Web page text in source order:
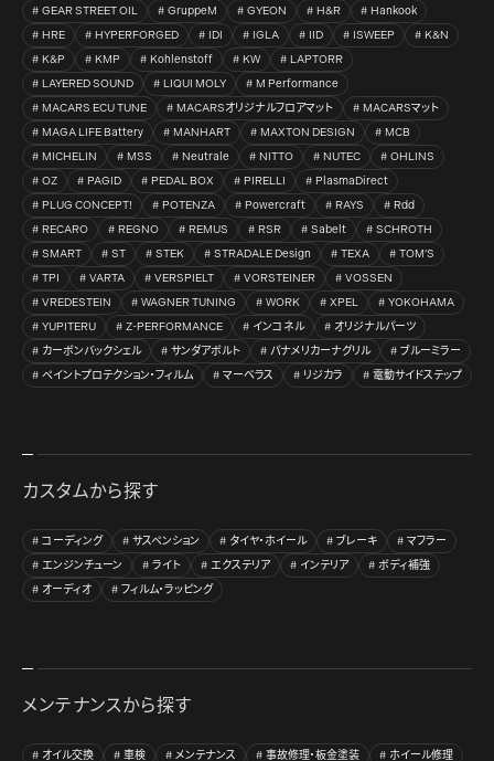
GEAR STREET OIL GruppeM GYEON H&R
Hankook
HRE
HYPERFORGED IDI IGLA IID ISWEEP
K&N
K&P
KMP Kohlenstoff KW
LAPTORR
LAYERED SOUND
LIQUI MOLY
M Performance
MACARS ECU TUNE
MACARSオリジナルフロアマット
MACARSマット
MAGA LIFE Battery
MANHART MAXTON DESIGN
MCB
MICHELIN
MSS Neutrale NITTO NUTEC
OHLINS
OZ
PAGID PEDAL BOX PIRELLI
PlasmaDirect
PLUG CONCEPT!
POTENZA Powercraft RAYS
Rdd
RECARO
REGNO REMUS RSR Sabelt
SCHROTH
SMART
ST STEK STRADALE Design TEXA
TOM’S
TPI
VARTA VERSPIELT VORSTEINER
VOSSEN
VREDESTEIN
WAGNER TUNING WORK XPEL
YOKOHAMA
YUPITERU
Z-PERFORMANCE インコネル
オリジナルパーツ
カーボンバックシェル
サンダアボルト パナメリカーナグリル
ブルーミラー
ペイントプロテクション・フィルム
マーベラス リジカラ 電動サイドステップ
カスタムから探す
コーディング サスペンション タイヤ・ホイール ブレーキ
マフラー
エンジンチューン
ライト エクステリア インテリア
ボディ補強
オーディオ
フィルム・ラッピング
メンテナンスから探す
オイル交換 車検 メンテナンス 事故修理・板金塗装
ホイール修理